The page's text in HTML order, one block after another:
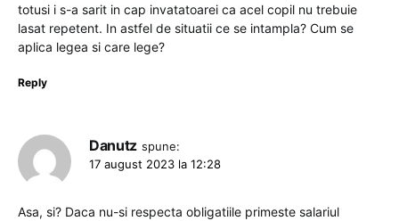
totusi i s-a sarit in cap invatatoarei ca acel copil nu trebuie
lasat repetent. In astfel de situatii ce se intampla? Cum se
aplica legea si care lege?
Reply
Danutz spune:
17 august 2023 la 12:28
Asa, si? Daca nu-si respecta obligatiile primeste salariul